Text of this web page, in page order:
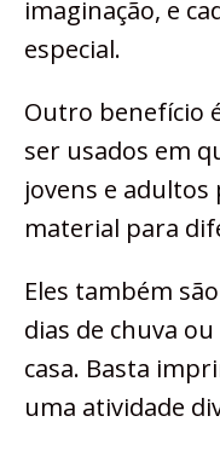
imaginação, e
especial.
Outro benefício
ser usados em
jovens e
material para
Eles também
dias de chuva
casa. Basta
uma atividade